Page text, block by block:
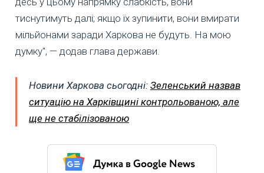
тиснутимуть далі; якщо їх зупинити, вони вмирати
мільйонами заради Харкова не будуть. На мою
думку", — додав глава держави.
Новини Харкова сьогодні: Зеленський назвав
ситуацію на Харківщині контрольованою, але
ще не стабілізованою